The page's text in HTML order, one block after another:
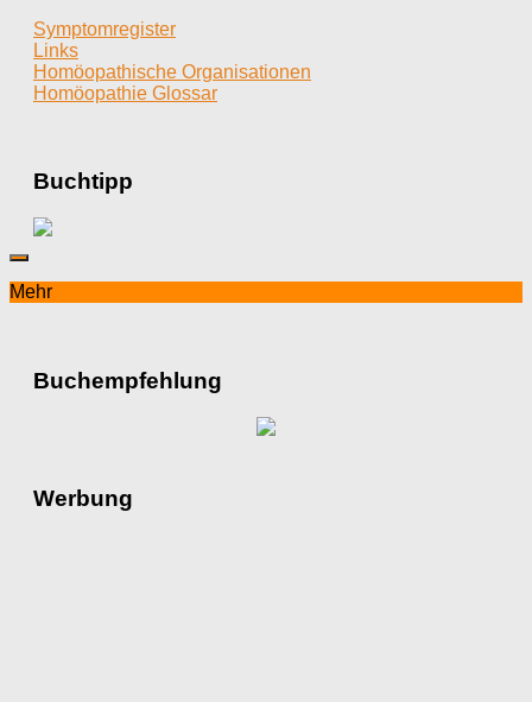
Symptomregister
Links
Homöopathische Organisationen
Homöopathie Glossar
Buchtipp
Mehr
Buchempfehlung
Werbung